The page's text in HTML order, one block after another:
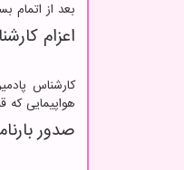
بعد از اتمام
اعزام
کارشناس
هواپیمایی که
صدور